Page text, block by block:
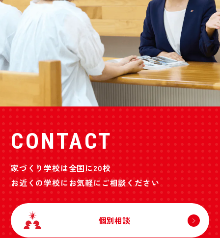
CONTACT
家づくり学校は全国に20校
お近くの学校にお気軽にご相談ください
個別相談